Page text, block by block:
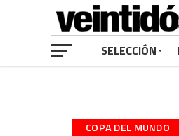
SELECCIÓN
COPA DEL MUNDO